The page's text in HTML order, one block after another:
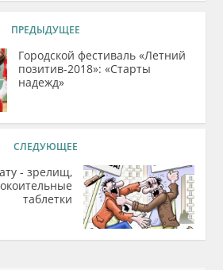
ПРЕДЫДУЩЕЕ
Городской фестиваль «Летний
позитив-2018»: «Старты
надежд»
СЛЕДУЮЩЕЕ
- зрелищ,
таблетки